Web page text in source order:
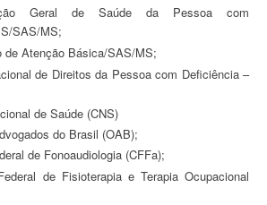
SAS/MS;
de Atenção Básica/SAS/MS;
de Saúde (CNS)
do Brasil (OAB);
de Fonoaudiologia (CFFa);